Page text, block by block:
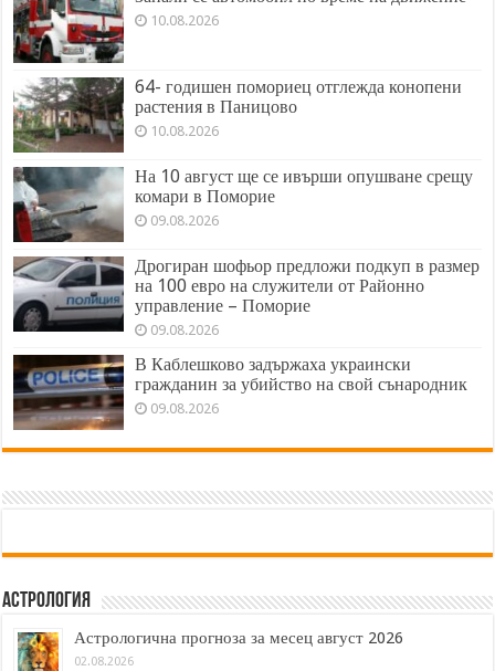
10.08.2026
64- годишен помориец отглежда конопени
растения в Паницово
10.08.2026
На 10 август ще се ивърши опушване срещу
комари в Поморие
09.08.2026
Дрогиран шофьор предложи подкуп в размер
на 100 евро на служители от Районно
управление – Поморие
09.08.2026
В Каблешково задържаха украински
гражданин за убийство на свой сънародник
09.08.2026
Астрология
Астрологична прогноза за месец август 2026
02.08.2026